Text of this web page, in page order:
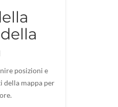
posizioni e
della mappa per